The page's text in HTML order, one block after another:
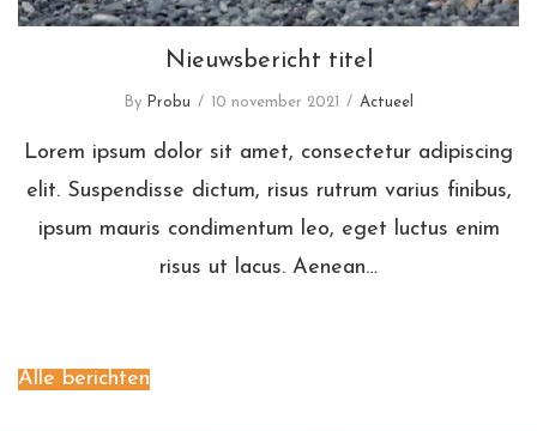
Nieuwsbericht titel
By Probu 10 november 2021 Actueel
Lorem ipsum dolor sit amet, consectetur adipiscing
elit. Suspendisse dictum, risus rutrum varius finibus,
ipsum mauris condimentum leo, eget luctus enim
risus ut lacus. Aenean…
Alle berichten